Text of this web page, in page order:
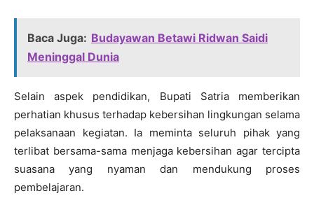
Baca Juga: Budayawan Betawi Ridwan Saidi
Meninggal Dunia
Selain aspek pendidikan, Bupati Satria memberikan
perhatian khusus terhadap kebersihan lingkungan selama
pelaksanaan kegiatan. Ia meminta seluruh pihak yang
terlibat bersama-sama menjaga kebersihan agar tercipta
suasana yang nyaman dan mendukung proses
pembelajaran.